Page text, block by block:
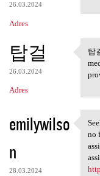
26.03.2024
Adres
탑걸
26.03.2024
Adres
탑
탑
emilywilso
n
28.03.2024
no